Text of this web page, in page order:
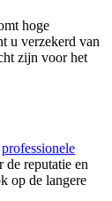
hoge
u verzekerd van
zijn voor het
professionele
de reputatie en
op de langere